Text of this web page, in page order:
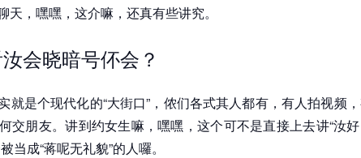
，嘿嘿，这介嘛，还真有些讲究。
会晓暗号伓会？
就是个现代化的“大街口”，侬们各式其人都有，有人拍视频，
交朋友。讲到约女生嘛，嘿嘿，这个可不是直接上去讲“汝
当成“蒋呢无礼貌”的人囉。